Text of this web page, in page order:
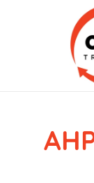
CYP
Professionelle Ersatzteilbeschaffung